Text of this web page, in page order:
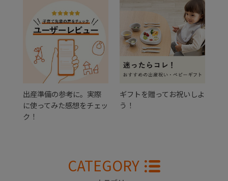
出産準備の参考に。実際
に使ってみた感想をチェッ
ク！
ギフトを贈ってお祝いしよ
う！
CATEGORY